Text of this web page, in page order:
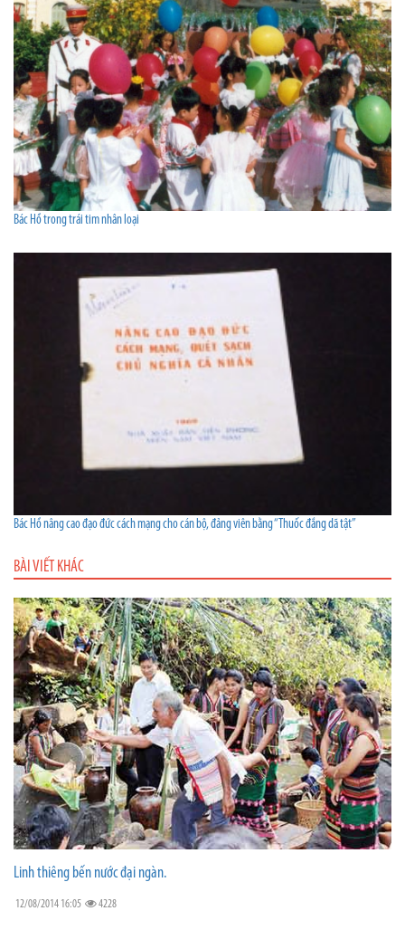
Bác Hồ trong trái tim nhân loại
Bác Hồ nâng cao đạo đức cách mạng cho cán bộ, đảng viên bằng “Thuốc đắng dã tật”
BÀI VIẾT KHÁC
Linh thiêng bến nước đại ngàn.
12/08/2014 16:05 4228